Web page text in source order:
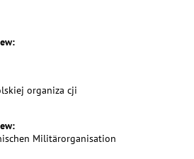
organiza cji
Militärorganisation